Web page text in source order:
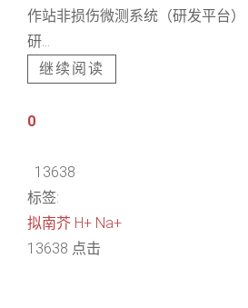
作站非损伤微测系统（研发平台
研...
继续阅读
0
13638
标签:
拟南芥 H+ Na+
13638 点击